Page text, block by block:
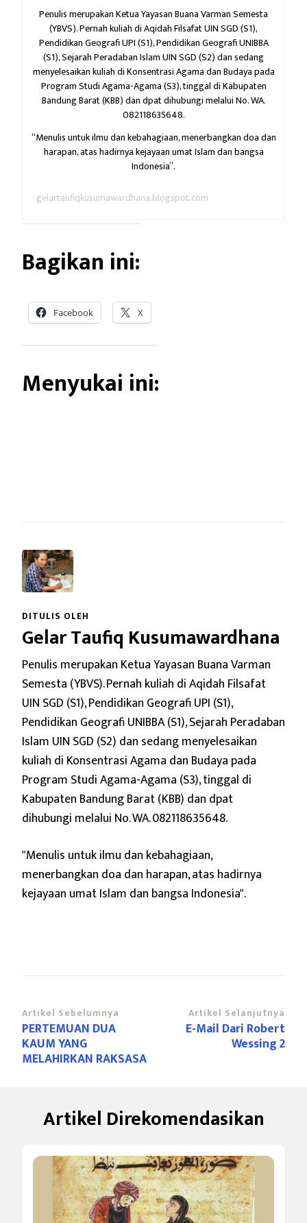
Penulis merupakan Ketua Yayasan Buana Varman Semesta
(YBVS). Pernah kuliah di Aqidah Filsafat UIN SGD (S1),
Pendidikan Geografi UPI (S1), Pendidikan Geografi UNIBBA
(S1), Sejarah Peradaban Islam UIN SGD (S2) dan sedang
menyelesaikan kuliah di Konsentrasi Agama dan Budaya pada
Program Studi Agama-Agama (S3), tinggal di Kabupaten
Bandung Barat (KBB) dan dpat dihubungi melalui No. WA.
082118635648.
“Menulis untuk ilmu dan kebahagiaan,menerbangkan doa dan
harapan,atas hadirnya kejayaan umat Islam dan bangsa
Indonesia”.
gelartaufiqkusumawardhana.blogspot.com
Bagikan ini:
Facebook X
Menyukai ini:
DITULIS OLEH
Gelar Taufiq Kusumawardhana
Penulis merupakan Ketua Yayasan Buana Varman
Semesta (YBVS). Pernah kuliah di Aqidah Filsafat
UIN SGD (S1), Pendidikan Geografi UPI (S1),
Pendidikan Geografi UNIBBA (S1), Sejarah Peradaban
Islam UIN SGD (S2) dan sedang menyelesaikan
kuliah di Konsentrasi Agama dan Budaya pada
Program Studi Agama-Agama (S3), tinggal di
Kabupaten Bandung Barat (KBB) dan dpat
dihubungi melalui No. WA. 082118635648.
"Menulis untuk ilmu dan kebahagiaan,
menerbangkan doa dan harapan,atas hadirnya
kejayaan umat Islam dan bangsa Indonesia".
Navigasi
Artikel
Artikel Sebelumnya
PERTEMUAN DUA
KAUM YANG
MELAHIRKAN RAKSASA
Artikel Selanjutnya
E-Mail Dari Robert
Wessing 2
Artikel Direkomendasikan